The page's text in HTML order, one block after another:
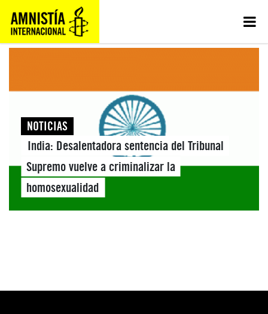
NOTICIAS
India: Desalentadora sentencia del Tribunal
Supremo vuelve a criminalizar la
homosexualidad